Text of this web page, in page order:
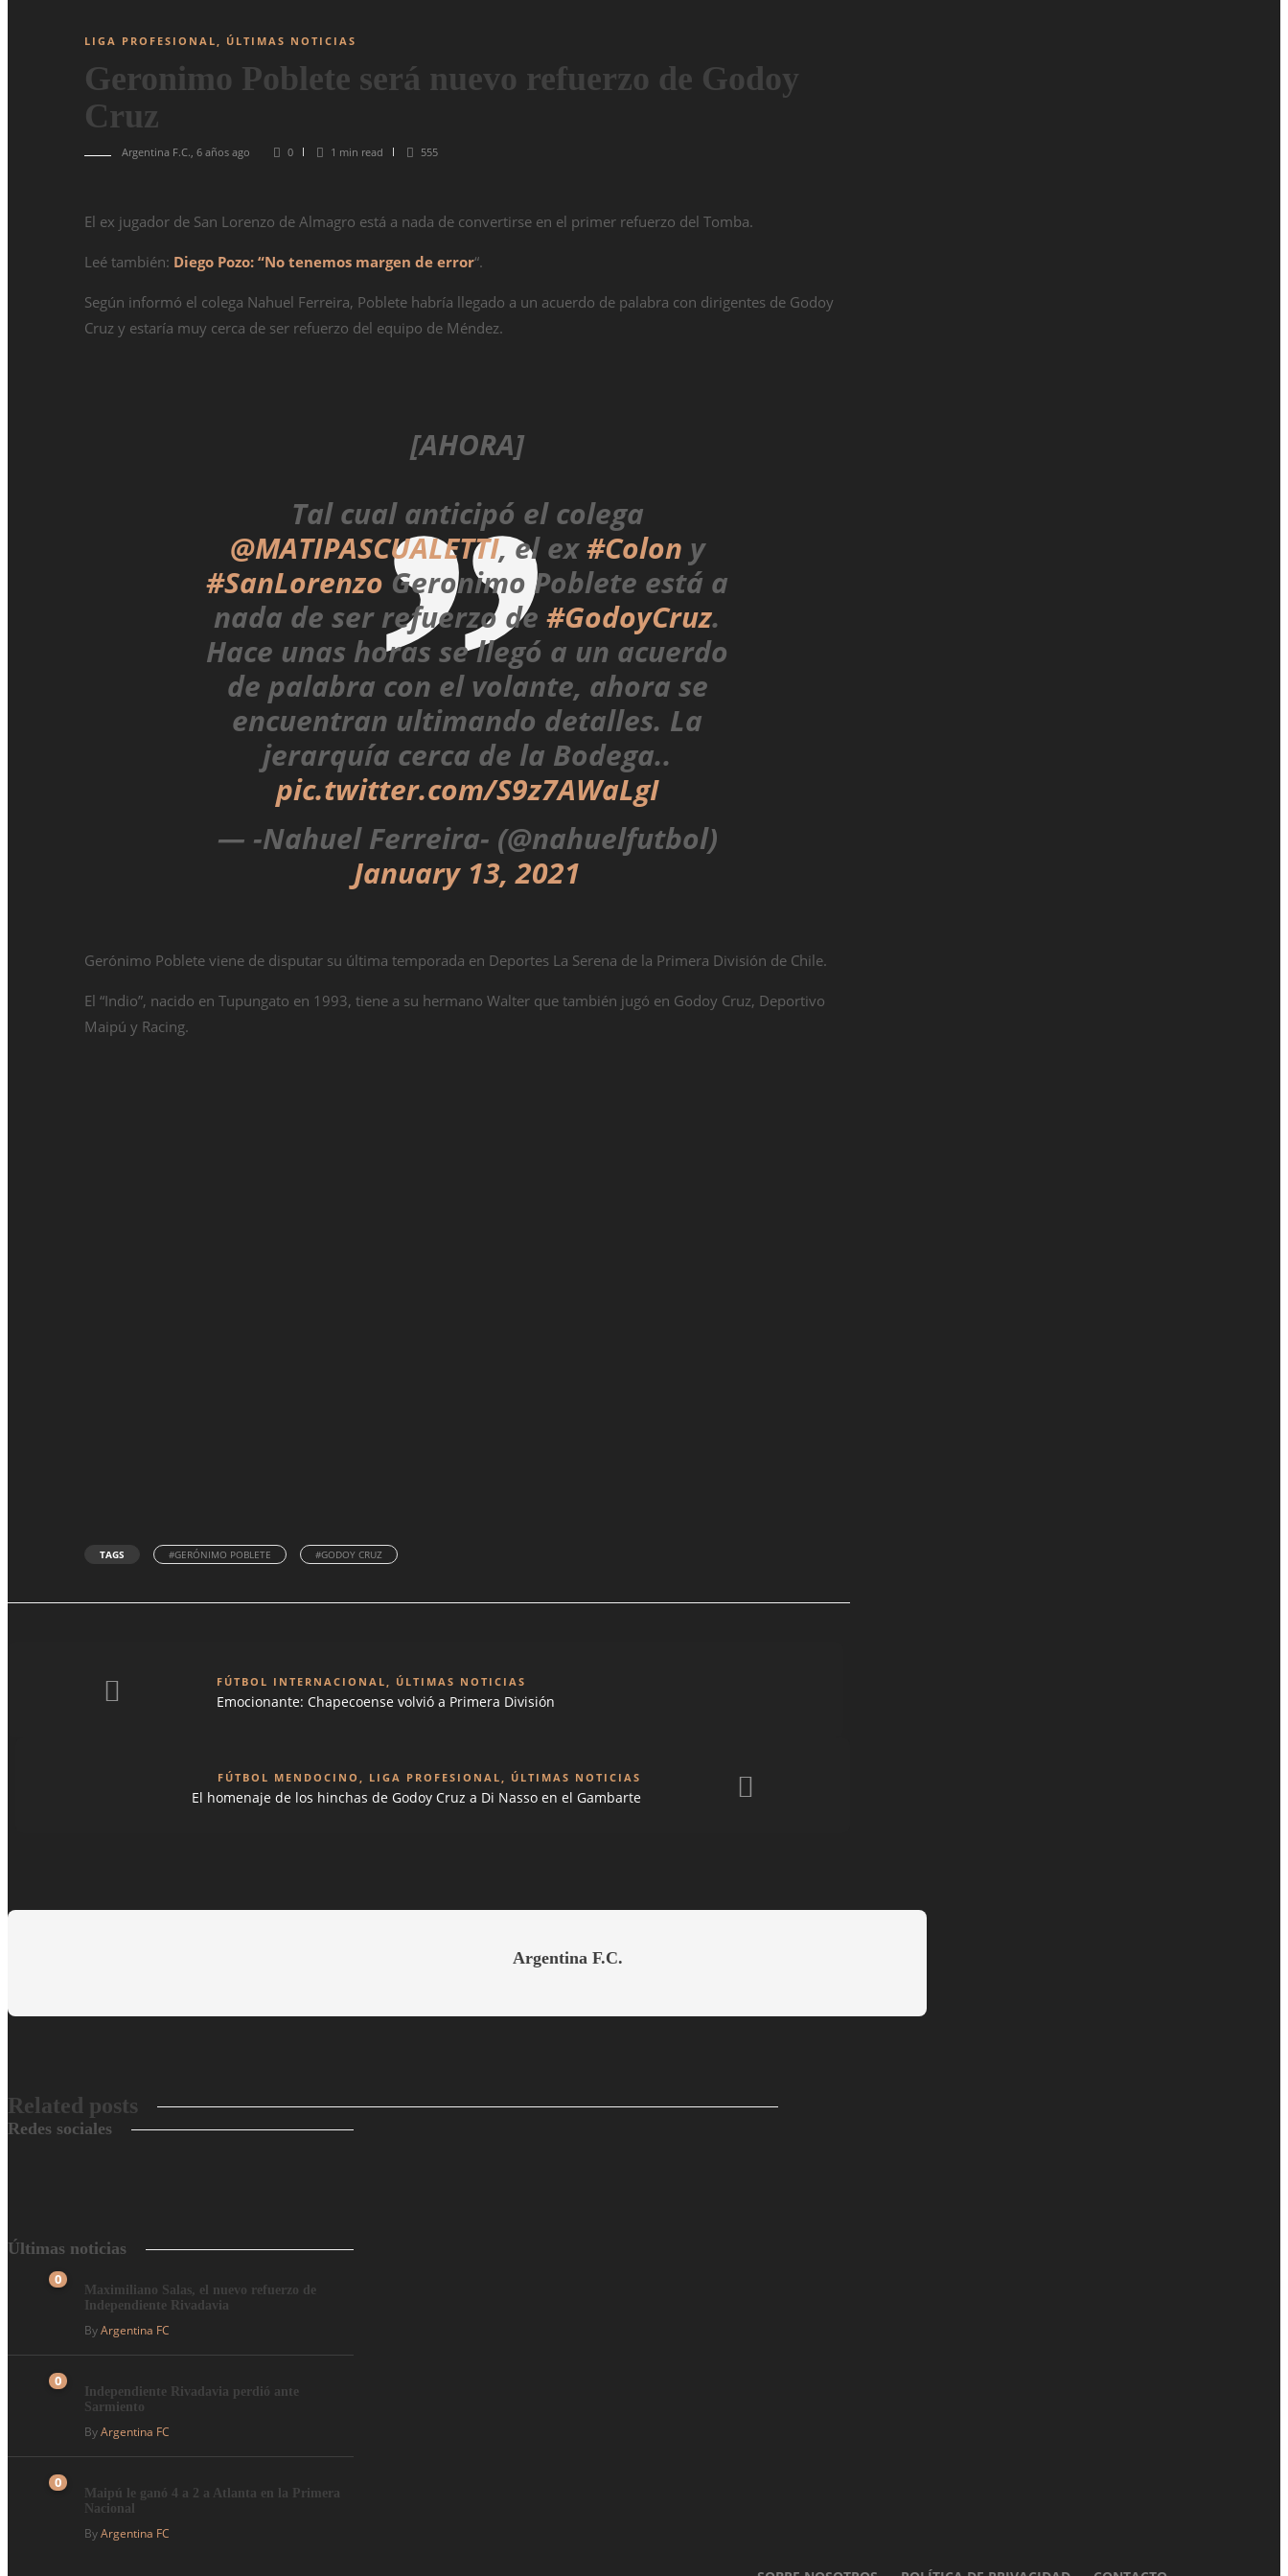
LIGA PROFESIONAL, ÚLTIMAS NOTICIAS
Geronimo Poblete será nuevo refuerzo de Godoy
Cruz
Argentina F.C., 6 años ago 0 1 min read 555
El ex jugador de San Lorenzo de Almagro está a nada de convertirse en el primer refuerzo del Tomba.
Leé también: Diego Pozo: “No tenemos margen de error“.
Según informó el colega Nahuel Ferreira, Poblete habría llegado a un acuerdo de palabra con dirigentes de Godoy
Cruz y estaría muy cerca de ser refuerzo del equipo de Méndez.
[AHORA]
Tal cual anticipó el colega
@MATIPASCUALETTI, el ex#Colon y
#SanLorenzo Geronimo Poblete está a
nada de ser refuerzo de#GodoyCruz.
Hace unas horas se llegó a un acuerdo
de palabra con el volante, ahora se
encuentran ultimando detalles. La
jerarquía cerca de la Bodega..
pic.twitter.com/S9z7AWaLgI
— -Nahuel Ferreira- (@nahuelfutbol)
January 13, 2021
Gerónimo Poblete viene de disputar su última temporada en Deportes La Serena de la Primera División de Chile.
El “Indio”, nacido en Tupungato en 1993, tiene a su hermano Walter que también jugó en Godoy Cruz, Deportivo
Maipú y Racing.
TAGS #GERÓNIMO POBLETE #GODOY CRUZ
FÚTBOL INTERNACIONAL, ÚLTIMAS NOTICIAS
Emocionante: Chapecoense volvió a Primera División
FÚTBOL MENDOCINO, LIGA PROFESIONAL, ÚLTIMAS NOTICIAS
El homenaje de los hinchas de Godoy Cruz a Di Nasso en el Gambarte
Argentina F.C.
Related posts
Redes sociales
Últimas noticias
0
Maximiliano Salas, el nuevo refuerzo de
Independiente Rivadavia
ByArgentina FC
0
Independiente Rivadavia perdió ante
Sarmiento
ByArgentina FC
0
Maipú le ganó 4 a 2 a Atlanta en la Primera
Nacional
ByArgentina FC